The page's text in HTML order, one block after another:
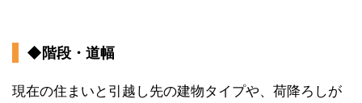
◆階段・道幅
現在の住まいと引越し先の建物タイプや、荷降ろしが